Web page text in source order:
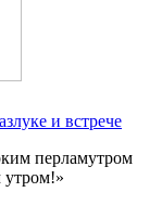
и встрече
перламутром
утром!»